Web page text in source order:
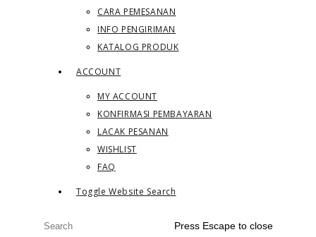
CARA PEMESANAN
INFO PENGIRIMAN
KATALOG PRODUK
ACCOUNT
MY ACCOUNT
KONFIRMASI PEMBAYARAN
LACAK PESANAN
WISHLIST
FAQ
Toggle Website Search
Press Escape to close